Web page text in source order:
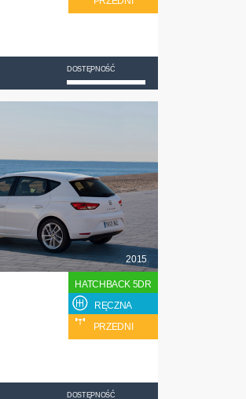
DOSTĘPNOŚĆ
2015
HATCHBACK 5DR
RĘCZNA
PRZEDNI
DOSTĘPNOŚĆ